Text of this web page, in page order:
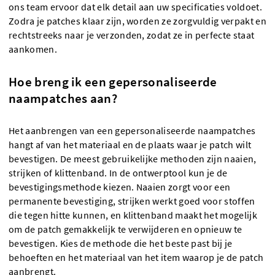
ons team ervoor dat elk detail aan uw specificaties voldoet.
Zodra je patches klaar zijn, worden ze zorgvuldig verpakt en
rechtstreeks naar je verzonden, zodat ze in perfecte staat
aankomen.
Hoe breng ik een gepersonaliseerde
naampatches aan?
Het aanbrengen van een gepersonaliseerde naampatches
hangt af van het materiaal en de plaats waar je patch wilt
bevestigen. De meest gebruikelijke methoden zijn naaien,
strijken of klittenband. In de ontwerptool kun je de
bevestigingsmethode kiezen. Naaien zorgt voor een
permanente bevestiging, strijken werkt goed voor stoffen
die tegen hitte kunnen, en klittenband maakt het mogelijk
om de patch gemakkelijk te verwijderen en opnieuw te
bevestigen. Kies de methode die het beste past bij je
behoeften en het materiaal van het item waarop je de patch
aanbrengt.